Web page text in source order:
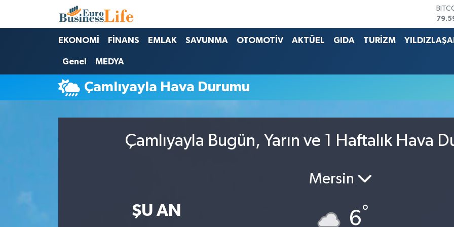
EKONOMİ FİNANS EMLAK SAVUNMA OTOMOTİV AKTÜEL GIDA TURİZM
Genel MEDYA
Çamlıyayla Hava Durumu
Çamlıyayla Bugün, Yarın ve 1 Haftalık Hava
ŞU AN
Mersin
6°
Nöbetçi Eczaneler
Hava Durumu
Namaz Vakitleri
Trafik Durumu
Süper Lig Puan Durumu ve Fikstür
Son Dakika Haberleri